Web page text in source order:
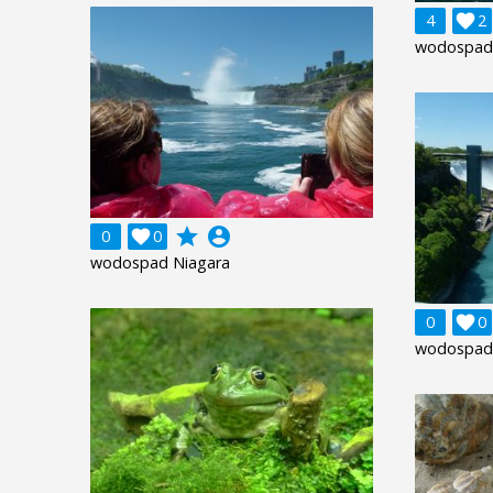
4
2

0 0
 grade account_circle
wodospad Niagara
0
0
